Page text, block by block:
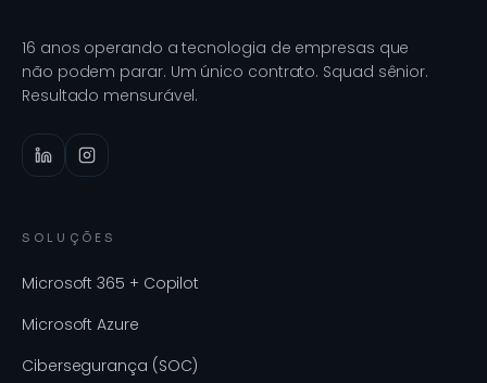
16 anos operando a tecnologia de empresas que
não podem parar. Um único contrato. Squad sênior.
Resultado mensurável.
SOLUÇÕES
Microsoft 365 + Copilot
Microsoft Azure
Cibersegurança (SOC)